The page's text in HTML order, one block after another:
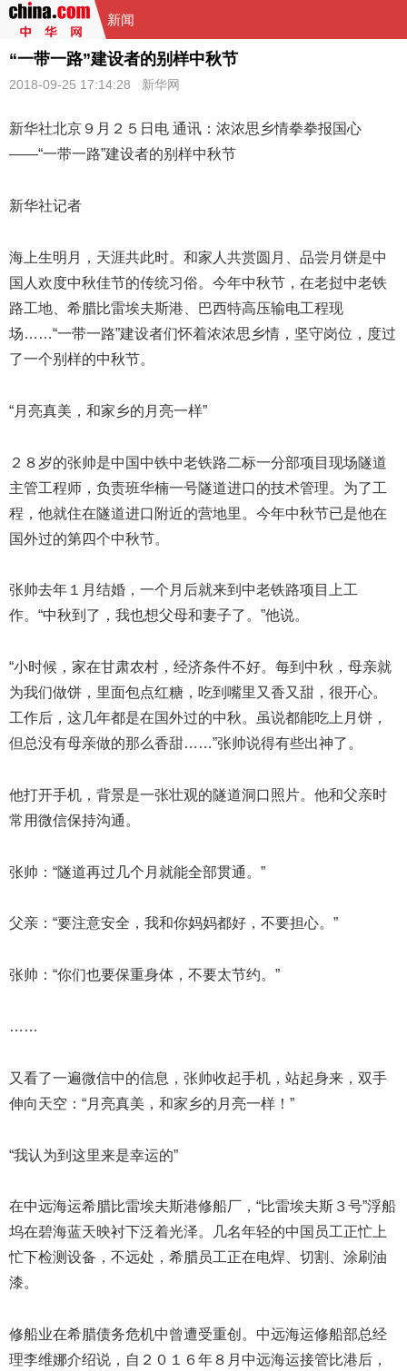
新闻
“一带一路”建设者的别样中秋节
2018-09-25 17:14:28 新华网
新华社北京９月２５日电 通讯：浓浓思乡情拳拳报国心
——“一带一路”建设者的别样中秋节
新华社记者
海上生明月，天涯共此时。和家人共赏圆月、品尝月饼是中
国人欢度中秋佳节的传统习俗。今年中秋节，在老挝中老铁
路工地、希腊比雷埃夫斯港、巴西特高压输电工程现
场……“一带一路”建设者们怀着浓浓思乡情，坚守岗位，度过
了一个别样的中秋节。
“月亮真美，和家乡的月亮一样”
２８岁的张帅是中国中铁中老铁路二标一分部项目现场隧道
主管工程师，负责班华楠一号隧道进口的技术管理。为了工
程，他就住在隧道进口附近的营地里。今年中秋节已是他在
国外过的第四个中秋节。
张帅去年１月结婚，一个月后就来到中老铁路项目上工
作。“中秋到了，我也想父母和妻子了。”他说。
“小时候，家在甘肃农村，经济条件不好。每到中秋，母亲就
为我们做饼，里面包点红糖，吃到嘴里又香又甜，很开心。
工作后，这几年都是在国外过的中秋。虽说都能吃上月饼，
但总没有母亲做的那么香甜……”张帅说得有些出神了。
他打开手机，背景是一张壮观的隧道洞口照片。他和父亲时
常用微信保持沟通。
张帅：“隧道再过几个月就能全部贯通。”
父亲：“要注意安全，我和你妈妈都好，不要担心。”
张帅：“你们也要保重身体，不要太节约。”
……
又看了一遍微信中的信息，张帅收起手机，站起身来，双手
伸向天空：“月亮真美，和家乡的月亮一样！”
“我认为到这里来是幸运的”
在中远海运希腊比雷埃夫斯港修船厂，“比雷埃夫斯３号”浮船
坞在碧海蓝天映衬下泛着光泽。几名年轻的中国员工正忙上
忙下检测设备，不远处，希腊员工正在电焊、切割、涂刷油
漆。
修船业在希腊债务危机中曾遭受重创。中远海运修船部总经
理李维娜介绍说，自２０１６年８月中远海运接管比港后，